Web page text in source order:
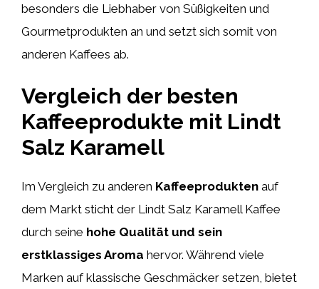
besonders die Liebhaber von Süßigkeiten und
Gourmetprodukten an und setzt sich somit von
anderen Kaffees ab.
Vergleich der besten
Kaffeeprodukte mit Lindt
Salz Karamell
Im Vergleich zu anderen Kaffeeprodukten auf
dem Markt sticht der Lindt Salz Karamell Kaffee
durch seine hohe Qualität und sein
erstklassiges Aroma hervor. Während viele
Marken auf klassische Geschmäcker setzen, bietet